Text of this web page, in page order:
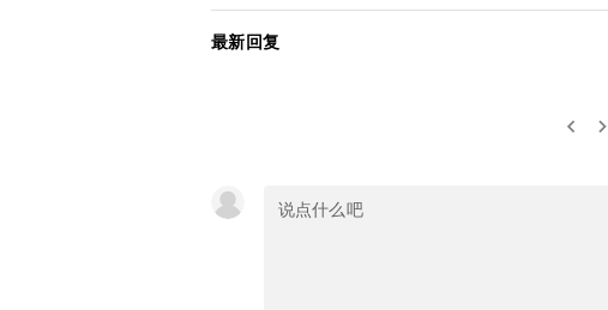
最新回复
keyboard_arrow_left keyboard_arrow_right